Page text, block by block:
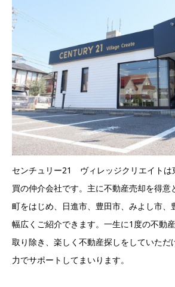
センチュリー21 ヴィレッジクリエイトは
買の仲介会社です。主に不動産売却を得意
町をはじめ、日進市、豊田市、みよし市、
幅広くご紹介できます。一生に1度の不動
取り除き、楽しく不動産探しをしていただ
力でサポートしてまいります。